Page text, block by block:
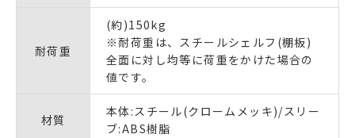
耐荷重
(約)150kg
※耐荷重は、スチールシェルフ(棚板)
全面に対し均等に荷重をかけた場合の
値です。
材質
本体:スチール(クロームメッキ)/スリー
ブ:ABS樹脂